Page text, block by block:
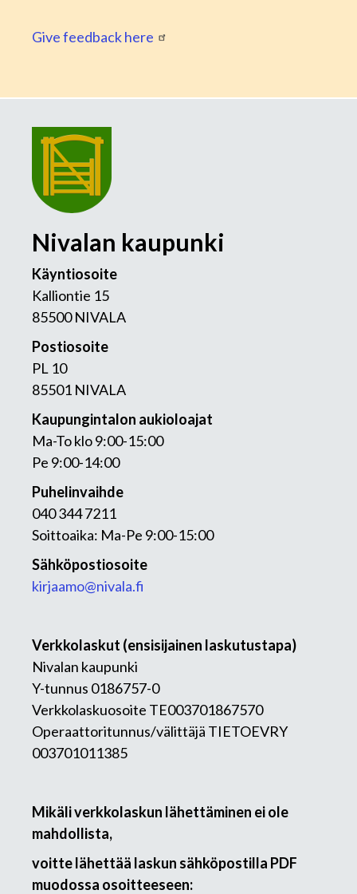
Give feedback here
Nivalan kaupunki
Käyntiosoite
Kalliontie 15
85500 NIVALA
Postiosoite
PL 10
85501 NIVALA
Kaupungintalon aukioloajat
Ma-To klo 9:00-15:00
Pe 9:00-14:00
Puhelinvaihde
040 344 7211
Soittoaika: Ma-Pe 9:00-15:00
Sähköpostiosoite
kirjaamo@nivala.fi
Verkkolaskut (ensisijainen laskutustapa)
Nivalan kaupunki
Y-tunnus 0186757-0
Verkkolaskuosoite TE003701867570
Operaattoritunnus/välittäjä TIETOEVRY
003701011385
Mikäli verkkolaskun lähettäminen ei ole
mahdollista,
voitte lähettää laskun sähköpostilla PDF
muodossa osoitteeseen: